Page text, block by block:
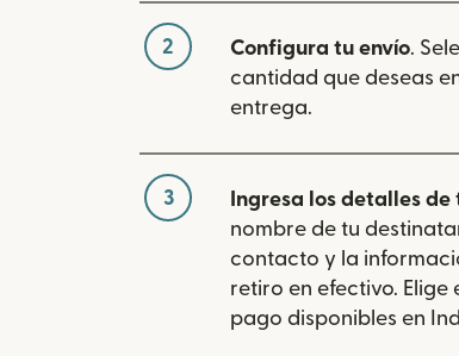
2 Configura tu envío.
cantidad que deseas
entrega.
3 Ingresa los detalles de
nombre de tu
contacto y la
retiro en efectivo. Elige
pago disponibles en